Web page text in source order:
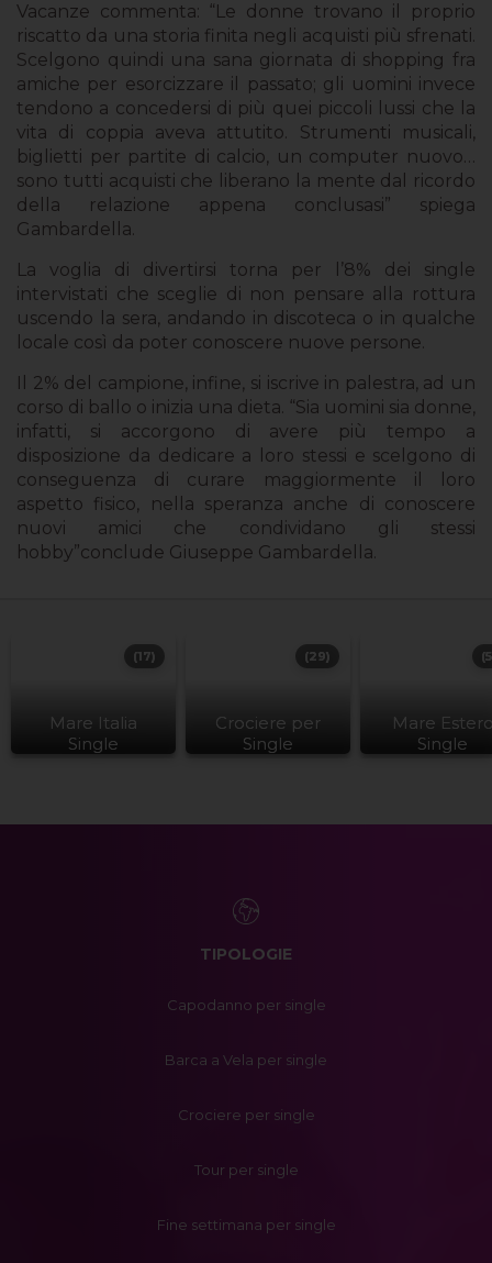
Vacanze commenta: “Le donne trovano il proprio
riscatto da una storia finita negli acquisti più sfrenati.
Scelgono quindi una sana giornata di shopping fra
amiche per esorcizzare il passato; gli uomini invece
tendono a concedersi di più quei piccoli lussi che la
vita di coppia aveva attutito. Strumenti musicali,
biglietti per partite di calcio, un computer nuovo…
sono tutti acquisti che liberano la mente dal ricordo
della relazione appena conclusasi” spiega
Gambardella.
La voglia di divertirsi torna per l’8% dei single
intervistati che sceglie di non pensare alla rottura
uscendo la sera, andando in discoteca o in qualche
locale così da poter conoscere nuove persone.
Il 2% del campione, infine, si iscrive in palestra, ad un
corso di ballo o inizia una dieta. “Sia uomini sia donne,
infatti, si accorgono di avere più tempo a
disposizione da dedicare a loro stessi e scelgono di
conseguenza di curare maggiormente il loro
aspetto fisico, nella speranza anche di conoscere
nuovi amici che condividano gli stessi
hobby”conclude Giuseppe Gambardella.
Mare Italia
Single
(17)
Crociere per
Single
(29)
Mare
Single
TIPOLOGIE
Capodanno per single
Barca a Vela per single
Crociere per single
Tour per single
Fine settimana per single